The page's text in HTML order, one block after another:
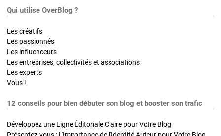
Qui utilise OverBlog ?
Les créatifs
Les passionnés
Les influenceurs
Les entreprises, collectivités et associations
Les experts
Vous !
12 conseils pour bien débuter son blog et booster son trafic
Développez une Ligne Éditoriale Claire pour Votre Blog